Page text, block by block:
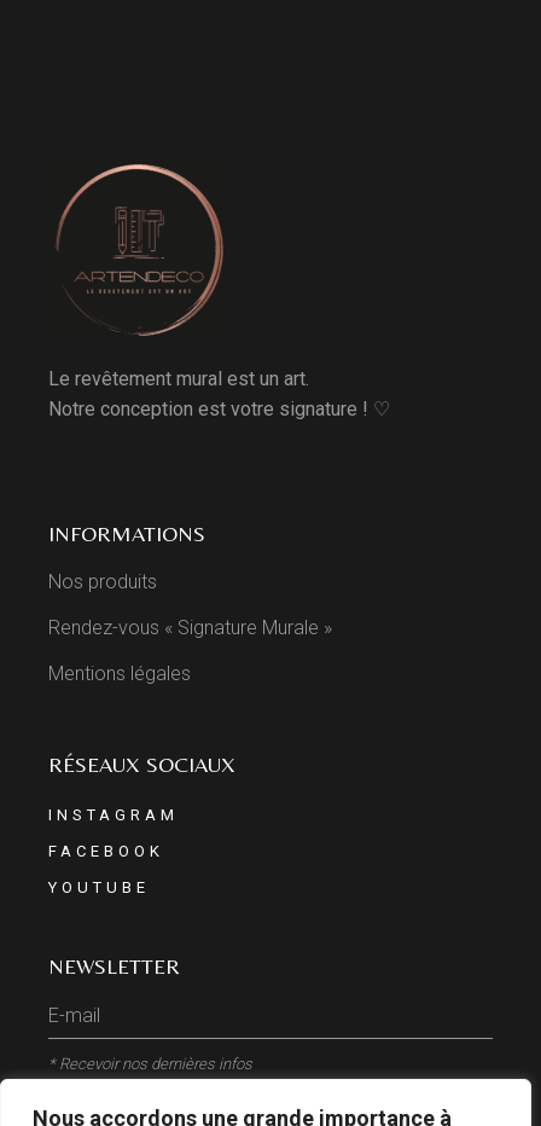
Nous accordons une grande importance à
Le revêtement mural est un art.
Notre conception est votre signature ! ♡
INFORMATIONS
Nos produits
Rendez-vous « Signature Murale »
Mentions légales
RÉSEAUX SOCIAUX
INSTAGRAM
FACEBOOK
YOUTUBE
NEWSLETTER
* Recevoir nos dernières infos